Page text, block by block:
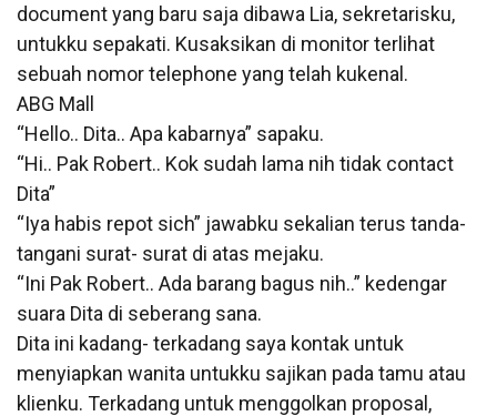
document yang baru saja dibawa Lia, sekretarisku,
untukku sepakati. Kusaksikan di monitor terlihat
sebuah nomor telephone yang telah kukenal.
ABG Mall
“Hello.. Dita.. Apa kabarnya” sapaku.
“Hi.. Pak Robert.. Kok sudah lama nih tidak contact
Dita”
“Iya habis repot sich” jawabku sekalian terus tanda-
tangani surat- surat di atas mejaku.
“Ini Pak Robert.. Ada barang bagus nih..” kedengar
suara Dita di seberang sana.
Dita ini kadang- terkadang saya kontak untuk
menyiapkan wanita untukku sajikan pada tamu atau
klienku. Terkadang untuk menggolkan proposal,